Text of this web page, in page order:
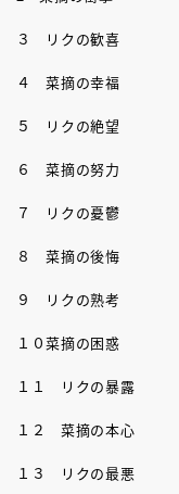
３ リクの歓喜
４ 菜摘の幸福
５ リクの絶望
６ 菜摘の努力
７ リクの憂鬱
８ 菜摘の後悔
９ リクの熟考
１０菜摘の困惑
１１ リクの暴露
１２ 菜摘の本心
１３ リクの最悪